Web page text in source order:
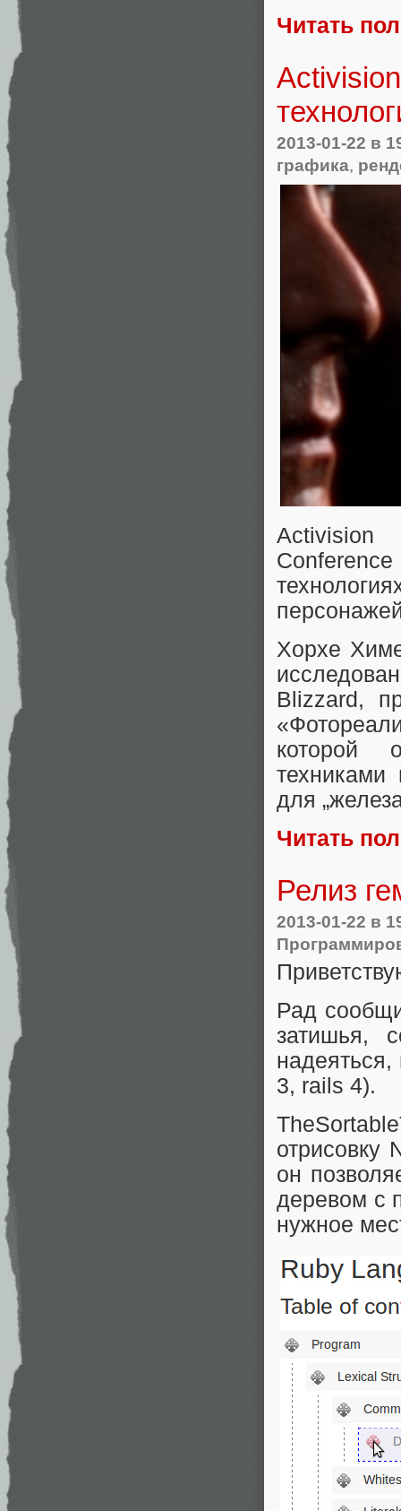
Читать
2013-01-22 в
графика,
Хорхе
Blizzard,
которой
техниками
для
Читать
Релиз
2013-01-22 в
Рад
затишья,
3, rails 4).
отрисовку
он
деревом с
нужное